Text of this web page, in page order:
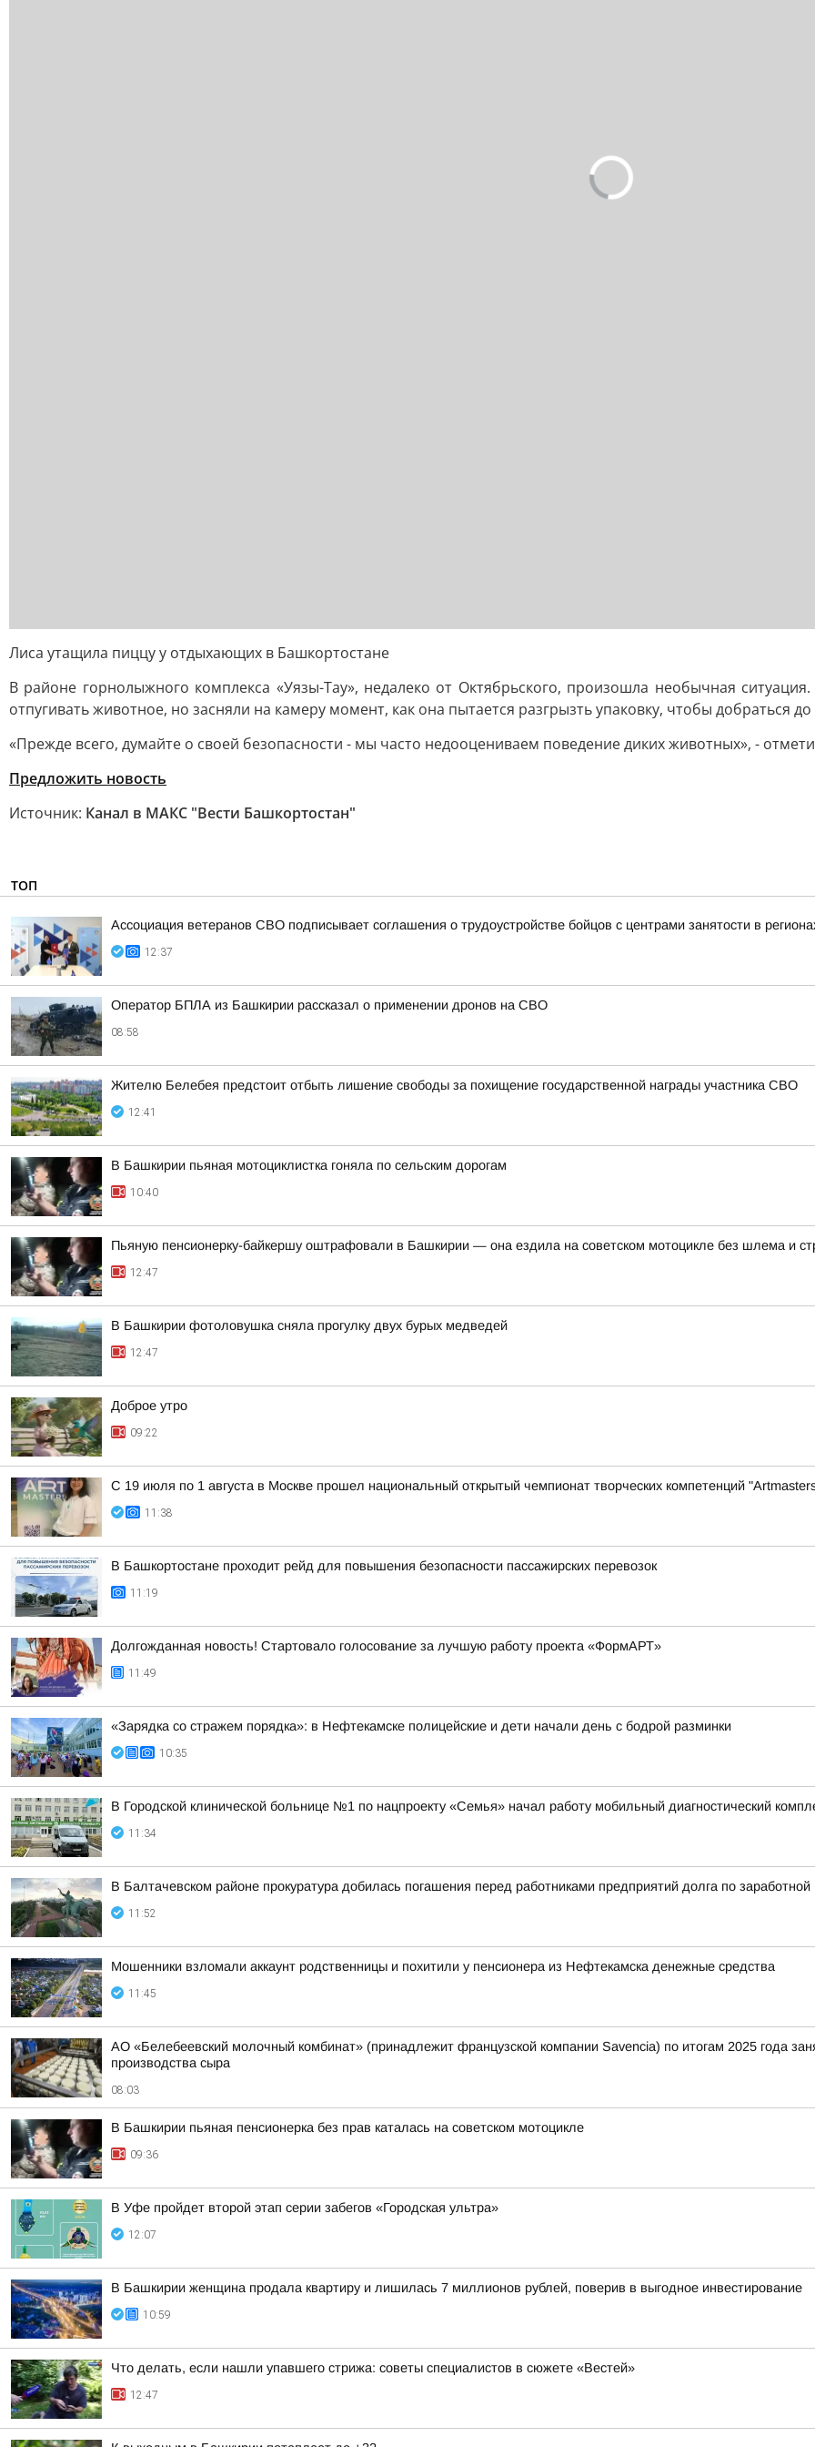
Лиса утащила пиццу у отдыхающих в Башкортостане
В районе горнолыжного комплекса «Уязы-Тау», недалеко от Октябрьского, произошла необычная
отпугивать животное, но засняли на камеру момент, как она пытается разгрызть упаковку, чтобы добраться
«Прежде всего, думайте о своей безопасности - мы часто недооцениваем поведение диких животных», -
Предложить новость
Источник: Канал в МАКС "Вести Башкортостан"
ТОП
Ассоциация ветеранов СВО подписывает соглашения о трудоустройстве бойцов с центрами занятости в
12:37
Оператор БПЛА из Башкирии рассказал о применении дронов на СВО
08:58
Жителю Белебея предстоит отбыть лишение свободы за похищение государственной награды участника СВО
12:41
В Башкирии пьяная мотоциклистка гоняла по сельским дорогам
10:40
Пьяную пенсионерку-байкершу оштрафовали в Башкирии — она ездила на советском мотоцикле без шлема и
12:47
В Башкирии фотоловушка сняла прогулку двух бурых медведей
12:47
Доброе утро
09:22
С 19 июля по 1 августа в Москве прошел национальный открытый чемпионат творческих компетенций
11:38
В Башкортостане проходит рейд для повышения безопасности пассажирских перевозок
11:19
Долгожданная новость! Стартовало голосование за лучшую работу проекта «ФормАРТ»
11:49
«Зарядка со стражем порядка»: в Нефтекамске полицейские и дети начали день с бодрой разминки
10:35
В Городской клинической больнице №1 по нацпроекту «Семья» начал работу мобильный диагностический
11:34
В Балтачевском районе прокуратура добилась погашения перед работниками предприятий долга по заработной
11:52
Мошенники взломали аккаунт родственницы и похитили у пенсионера из Нефтекамска денежные средства
11:45
АО «Белебеевский молочный комбинат» (принадлежит французской компании Savencia) по итогам 2025 года
производства сыра
08:03
В Башкирии пьяная пенсионерка без прав каталась на советском мотоцикле
09:36
В Уфе пройдет второй этап серии забегов «Городская ультра»
12:07
В Башкирии женщина продала квартиру и лишилась 7 миллионов рублей, поверив в выгодное инвестирование
10:59
Что делать, если нашли упавшего стрижа: советы специалистов в сюжете «Вестей»
12:47